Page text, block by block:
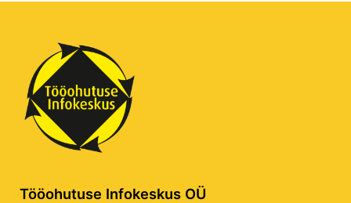
Tööohutuse Infokeskus OÜ